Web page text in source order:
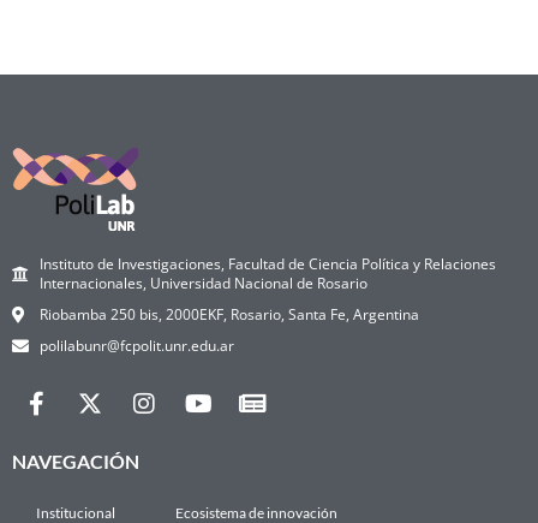
Instituto de Investigaciones, Facultad de Ciencia Política y Relaciones
Internacionales, Universidad Nacional de Rosario
Riobamba 250 bis, 2000EKF, Rosario, Santa Fe, Argentina
polilabunr@fcpolit.unr.edu.ar
NAVEGACIÓN
Institucional
Ecosistema de innovación